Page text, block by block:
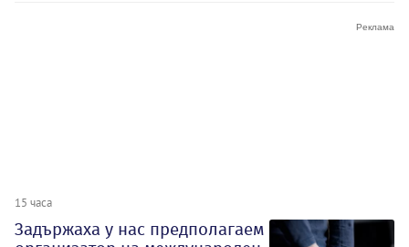
15 часа
Задържаха у нас предполагаем